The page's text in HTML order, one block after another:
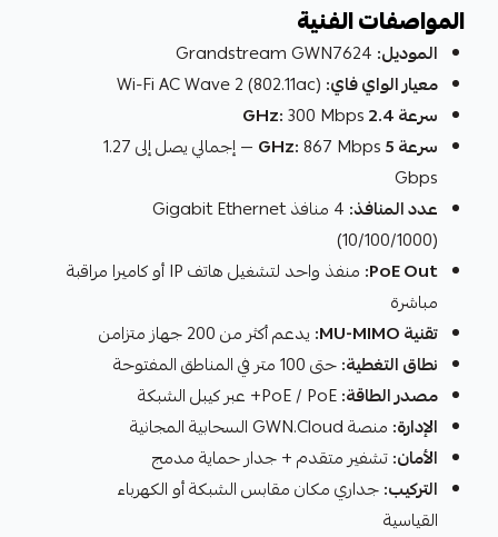
المواصفات الفنية
الموديل:
معيار الواي فاي:
سرعة 2.4 GHz:
300 Mbps
سرعة 5 GHz:
867 Mbps — إجمالي يصل إلى 1.27
Gbps
عدد المنافذ:
4 منافذ Gigabit Ethernet
(10/100/1000)
PoE Out:
منفذ واحد لتشغيل هاتف IP أو كاميرا مراقبة
مباشرة
تقنية MU-MIMO:
يدعم أكثر من 200 جهاز متزامن
نطاق التغطية:حتى 100 متر في المناطق المفتوحة
مصدر الطاقة:
الإدارة: منصة GWN.Cloud السحابية المجانية
الأمان:تشفير متقدم + جدار حماية مدمج
التركيب:جداري مكان مقابس الشبكة أو الكهرباء
القياسية